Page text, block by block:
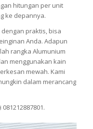
hitungan per unit
ke depannya.
praktis, bisa
Anda. Adapun
rangka Alumunium
menggunakan kain
mewah. Kami
dalam merancang